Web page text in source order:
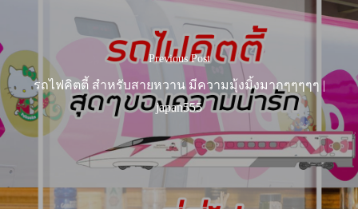
Previous Post
รถไฟคิตตี้ สำหรับสายหวาน มีความมุ้งมิ้งมากๆๆๆๆๆ |
japan555